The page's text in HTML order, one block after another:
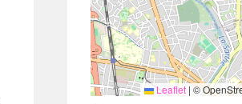
Leaflet |©